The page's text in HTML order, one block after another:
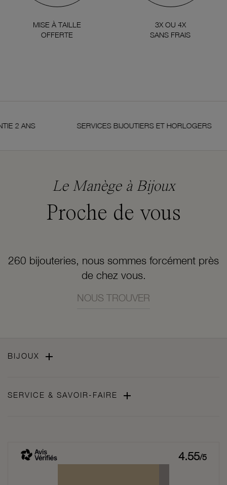
MISE À TAILLE
OFFERTE
3X OU 4X
SANS FRAIS
SERVICES BIJOUTIERS ET HORLOGERS
Le Manège à Bijoux
Proche de vous
260 bijouteries, nous sommes forcément près
de chez vous.
NOUS TROUVER
BIJOUX 
SERVICE & SAVOIR-FAIRE 
4.55/5